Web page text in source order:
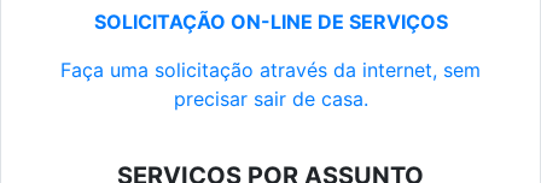
SOLICITAÇÃO ON-LINE DE SERVIÇOS
Faça uma solicitação através da internet, sem
precisar sair de casa.
SERVIÇOS POR ASSUNTO